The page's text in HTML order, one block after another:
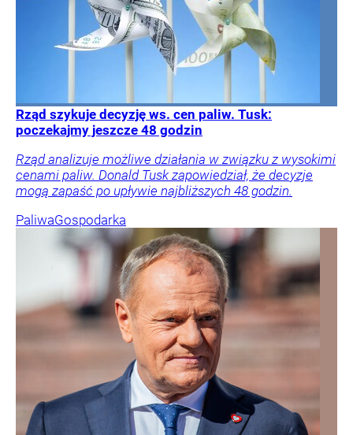
Rząd szykuje decyzję ws. cen paliw. Tusk:
poczekajmy jeszcze 48 godzin
Rząd analizuje możliwe działania w związku z wysokimi
cenami paliw. Donald Tusk zapowiedział, że decyzje
mogą zapaść po upływie najbliższych 48 godzin.
PaliwaGospodarka